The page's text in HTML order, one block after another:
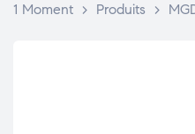
1 Moment > Produits >